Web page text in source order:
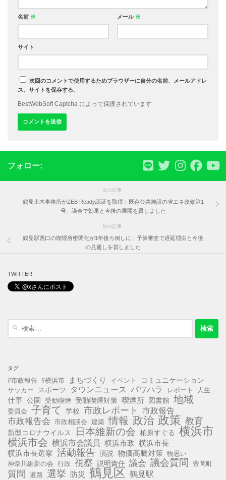
名前 ※ メール ※
サイト
次回のコメントで使用するためブラウザーに自分の名前、メールアドレ
ス、サイトを保存する。
BestWebSoft Captcha によって保護されています
フォロー:
次の記事
鶴見土木事務所がZEB Ready認証を取得｜既存公共施設の省エネ改修第1
号、議会で効果と今後の展開を質しました
前の記事
鶴見駅西口の喫煙所密閉化が1年後ろ倒しに｜予算審査で遅延理由と今後
の見通しを質しました
TWITTER
タグ
#市政報告 #横浜市 まちづくり イベント コミュニケーション
サッカー スポーツ タウンニュース パワハラ レポート 人生
仕事 公園 受動喫煙 受動喫煙対策 喫煙所 図書館 地域
委員会 子育て 学校 市政レポート 市政報告
市政報告会 市政相談会 建築 情報 政治 政策 教育
新型コロナウイルス 日本維新の会 柏原すぐる 横浜市
横浜市会 横浜市会議員 横浜市政 横浜市長
横浜市長選挙 活動報告 演説 物価高騰対策 物思い
神奈川維新の会 行政 視察 説明責任 議会 議会質問 豊岡町
質問 道路 選挙 防災 鶴見区 鶴見駅